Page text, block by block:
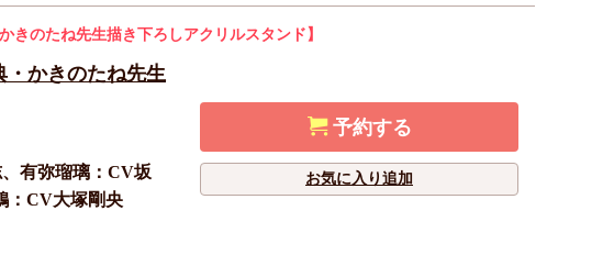
きのたね先生描き下ろしアクリルスタンド】
・かきのたね先生
有弥瑠璃：CV坂
：CV大塚剛央
予約する
お気に入り追加